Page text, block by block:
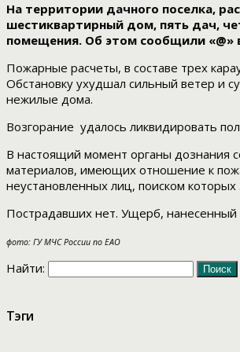
На территории дачного поселка,
шестиквартирный дом, пять дач,
помещения. Об этом сообщили «@»
Пожарные расчеты, в составе трех
Обстановку ухудшал сильный ветер и
нежилые дома.
Возгорание удалось ликвидировать
В настоящий момент органы дознания
материалов, имеющих отношение к
неустановленных лиц, поиском которых
Пострадавших нет. Ущерб, нанесенный
фото: ГУ МЧС России по ЕАО
Найти:
Тэги